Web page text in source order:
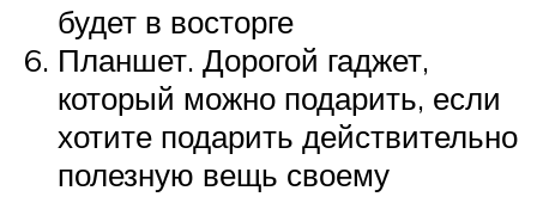
будет в восторге
Планшет. Дорогой гаджет,
который можно подарить, если
хотите подарить действительно
полезную вещь своему